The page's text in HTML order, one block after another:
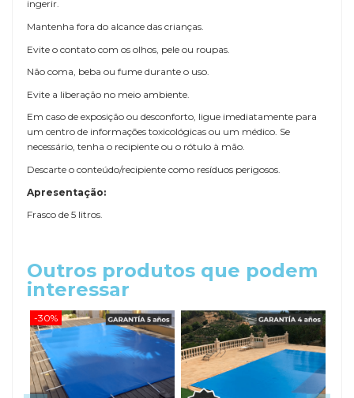
ingerir.
Mantenha fora do alcance das crianças.
Evite o contato com os olhos, pele ou roupas.
Não coma, beba ou fume durante o uso.
Evite a liberação no meio ambiente.
Em caso de exposição ou desconforto, ligue imediatamente para
um centro de informações toxicológicas ou um médico. Se
necessário, tenha o recipiente ou o rótulo à mão.
Descarte o conteúdo/recipiente como resíduos perigosos.
Apresentação:
Frasco de 5 litros.
Outros produtos que podem
interessar
-30%